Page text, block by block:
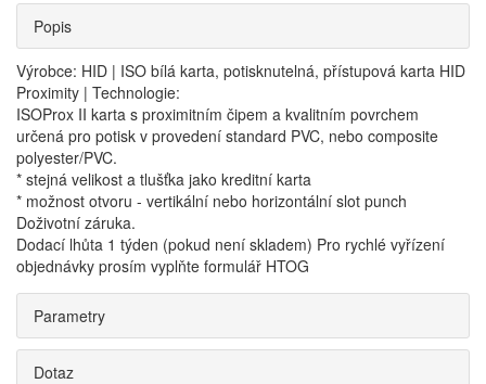
Popis
Výrobce: HID | ISO bílá karta, potisknutelná, přístupová karta HID
Proximity | Technologie:
ISOProx II karta s proximitním čipem a kvalitním povrchem
určená pro potisk v provedení standard PVC, nebo composite
polyester/PVC.
* stejná velikost a tlušťka jako kreditní karta
* možnost otvoru - vertikální nebo horizontální slot punch
Doživotní záruka.
Dodací lhůta 1 týden (pokud není skladem) Pro rychlé vyřízení
objednávky prosím vyplňte formulář HTOG
Parametry
Dotaz